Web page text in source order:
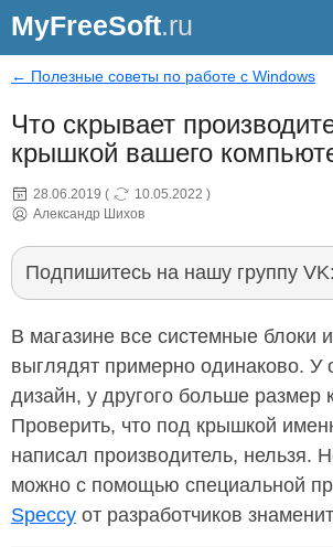
MyFreeSoft.ru
← Полезные советы по работе с Windows
Что скрывает
крышкой вашего
28.06.2019 ( 10.05.2022 )
Александр Шихов
Подпишитесь на нашу группу VK:
В магазине все системные блоки
выглядят примерно одинаково. У
дизайн, у другого больше размер
Проверить, что под крышкой
написал производитель, нельзя.
можно с помощью специальной
Speccy от разработчиков